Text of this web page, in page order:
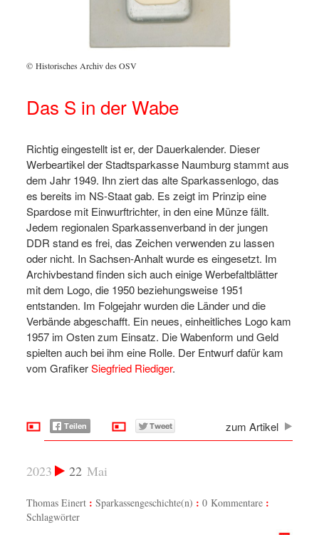
© Historisches Archiv des OSV
Das S in der Wabe
Richtig eingestellt ist er, der Dauerkalender. Dieser
Werbeartikel der Stadtsparkasse Naumburg stammt aus
dem Jahr 1949. Ihn ziert das alte Sparkassenlogo, das
es bereits im NS-Staat gab. Es zeigt im Prinzip eine
Spardose mit Einwurftrichter, in den eine Münze fällt.
Jedem regionalen Sparkassenverband in der jungen
DDR stand es frei, das Zeichen verwenden zu lassen
oder nicht. In Sachsen-Anhalt wurde es eingesetzt. Im
Archivbestand finden sich auch einige Werbefaltblätter
mit dem Logo, die 1950 beziehungsweise 1951
entstanden. Im Folgejahr wurden die Länder und die
Verbände abgeschafft. Ein neues, einheitliches Logo kam
1957 im Osten zum Einsatz. Die Wabenform und Geld
spielten auch bei ihm eine Rolle. Der Entwurf dafür kam
vom GrafikerSiegfried Riediger.
zum Artikel
22 Mai
2023
Thomas Einert Sparkassengeschichte(n)
0 Kommentare
Schlagwörter